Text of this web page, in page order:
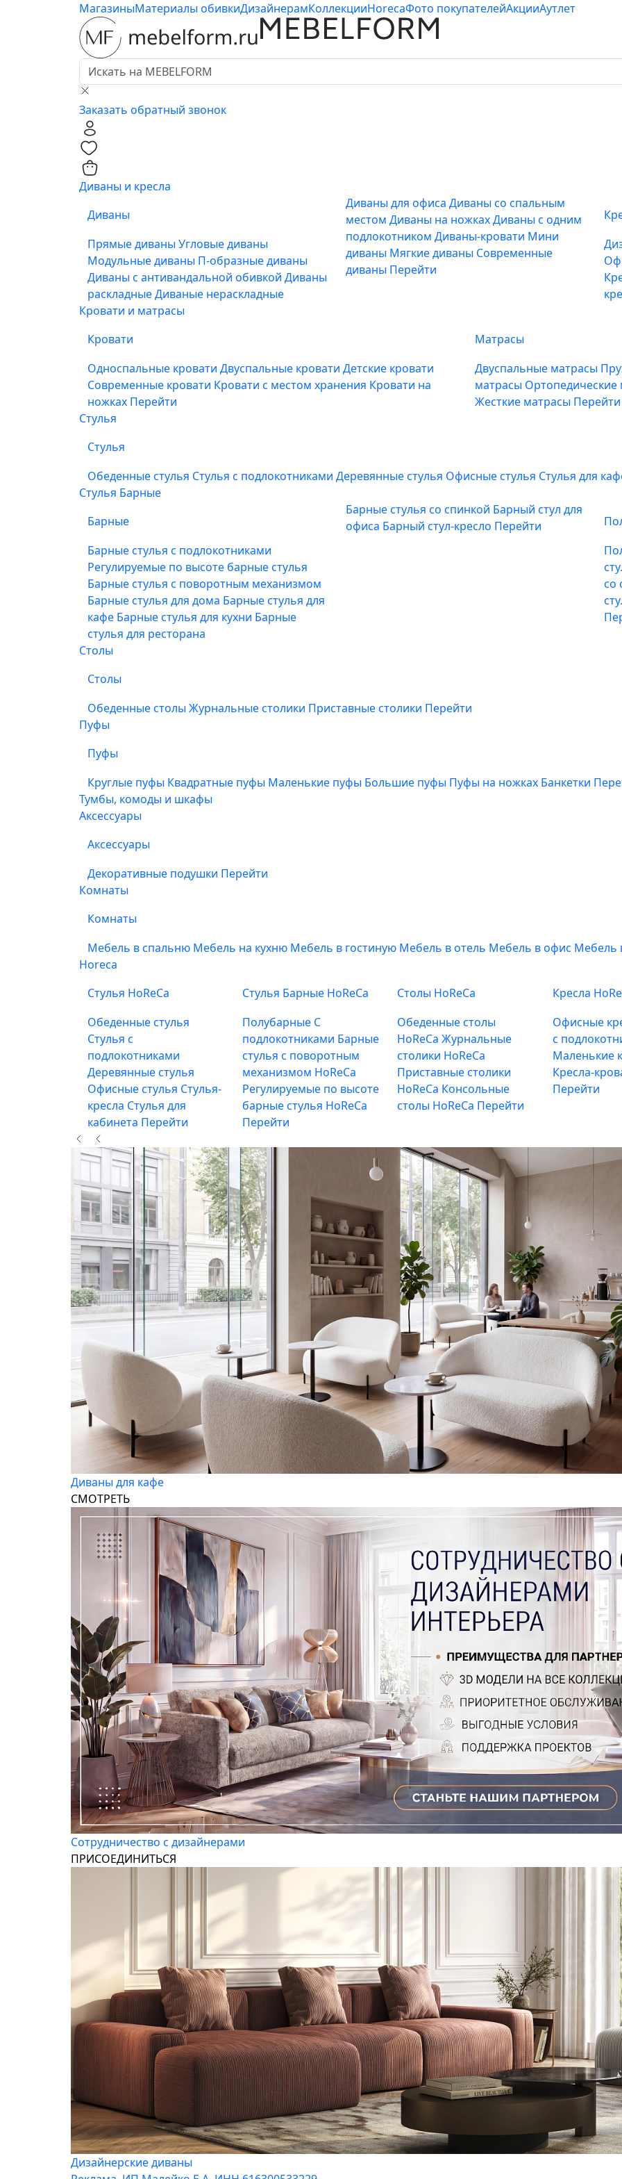
МагазиныМатериалы обивкиДизайнерамКоллекцииHorecaФото покупателейАкцииАутлет
Заказать обратный звонок
Диваны и кресла
Диваны
Прямые диваны Угловые диваны
Модульные диваны П-образные диваны
Диваны с антивандальной обивкой Диваны
раскладныеДиваные нераскладные
Диваны для офиса Диваны со спальным
местом Диваны на ножкахДиваны с одним
подлокотником Диваны-кровати Мини
диваны Мягкие диваны Современные
диваны Перейти
Кровати и матрасы
Кровати
Односпальные кровати Двуспальные кровати Детские кровати
Современные кровати Кровати с местом хранения Кровати на
ножках Перейти
Матрасы
Двуспальные матрасы
матрасы
Жесткие матрасы Перейти
Стулья
Стулья
Обеденные стулья Стулья с подлокотниками Деревянные стулья Офисные стулья Стулья для
Стулья Барные
Барные
Барные стулья с подлокотниками
Регулируемые по высоте барные стулья
Барные стулья с поворотным механизмом
Барные стулья для дома Барные стулья для
кафе Барные стулья для кухни Барные
стулья для ресторана
Барные стулья со спинкой Барный стул для
офиса Барный стул-кресло Перейти
со
Столы
Столы
Обеденные столы Журнальные столики Приставные столики Перейти
Пуфы
Пуфы
Круглые пуфы Квадратные пуфы Маленькие пуфы Большие пуфы Пуфы на ножках Банкетки
Тумбы, комоды и шкафы
Аксессуары
Аксессуары
Декоративные подушки Перейти
Комнаты
Комнаты
Мебель в спальню Мебель на кухню Мебель в гостиную Мебель в отель Мебель в офис Мебель
Horeca
Стулья HoReCa
Обеденные стулья
Стулья с
подлокотниками
Деревянные стулья
Офисные стулья Стулья-
кресла Стулья для
кабинета Перейти
Стулья Барные HoReCa
Полубарные С
подлокотниками Барные
стулья с поворотным
механизмом HoReCa
Регулируемые по высоте
барные стулья HoReCa
Перейти
Столы HoReCa
Обеденные столы
HoReCaЖурнальные
столики HoReCa
Приставные столики
HoReCa Консольные
столы HoReCa Перейти
Кресла
Офисные
с
Маленькие
Кресла-
Перейти
Диваны для кафе
СМОТРЕТЬ
Сотрудничество с дизайнерами
ПРИСОЕДИНИТЬСЯ
Дизайнерские диваны